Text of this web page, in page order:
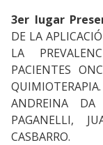
3er lugar
DE LA
LA
PACIENTES
ANDREINA DA
PAGANELLI,
CASBARRO.